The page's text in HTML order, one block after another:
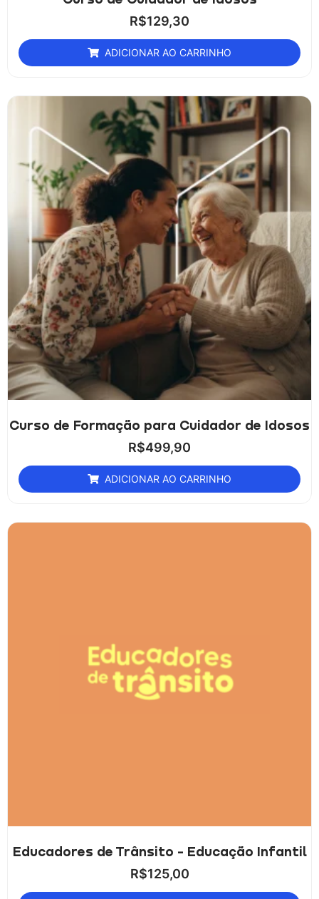
R$129,30
ADICIONAR AO CARRINHO
Curso de Formação para Cuidador de Idosos
R$499,90
ADICIONAR AO CARRINHO
Educadores de Trânsito - Educação Infantil
R$125,00